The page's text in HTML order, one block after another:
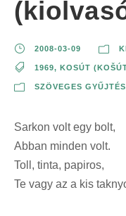
2008-03-09
1969, KOSÚT
SZÖVEGES
Sarkon volt egy bolt,
Abban minden volt.
Toll, tinta, papiros,
Te vagy az a kis